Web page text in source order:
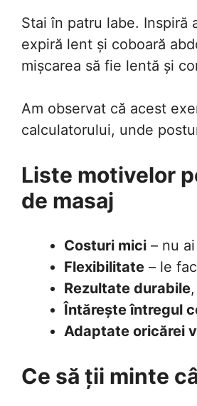
Stai în patru labe. Inspiră
expiră lent și coboară
mișcarea să fie lentă și
Am observat că acest
calculatorului, unde
Liste motivelor
de masaj
Costuri mici – nu
Flexibilitate – le
Rezultate durabile
Întărește întregul
Adaptate oricărei
Ce să ții minte